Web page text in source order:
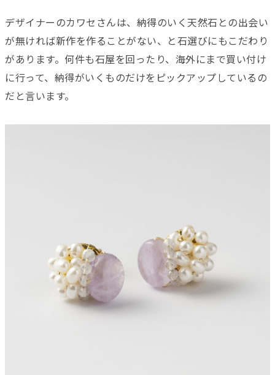
デザイナーのカワセさんは、納得のいく天然石との出会い
が無ければ新作を作ることがない、と石選びにもこだわり
があります。何件も石屋を回ったり、海外にまで買い付け
に行って、納得がいくものだけをピックアップしているの
だと言います。